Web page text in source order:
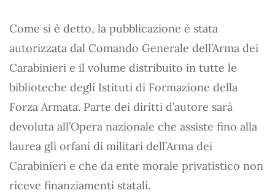
Come si è detto, la pubblicazione è stata
autorizzata dal Comando Generale dell’Arma dei
Carabinieri e il volume distribuito in tutte le
biblioteche degli Istituti di Formazione della
Forza Armata. Parte dei diritti d’autore sarà
devoluta all’Opera nazionale che assiste fino alla
laurea gli orfani di militari dell’Arma dei
Carabinieri e che da ente morale privatistico non
riceve finanziamenti statali.